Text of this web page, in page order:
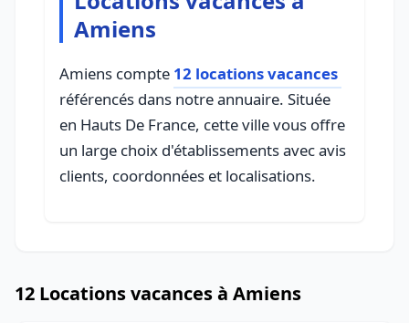
Amiens
Amiens compte 12 locations vacances
référencés dans notre annuaire. Située
en Hauts De France, cette ville vous offre
un large choix d'établissements avec avis
clients, coordonnées et localisations.
12 Locations vacances à Amiens